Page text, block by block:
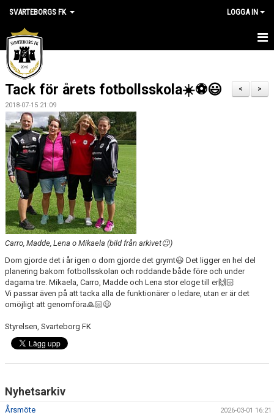
SVARTEBORGS FK LOGGA IN
HEM
NYHETER
OM KLUBBEN
KALENDER
VÅRA LAG
KLUBBSHOP
MEDLEM
VÅRA MATCHER
KONSTGRÄS
SPONSORHUSET
GRÄSROTEN
>
<
Tack för årets fotbollsskola☀️⚽️😃
2018-07-15 21:09
Carro, Madde, Lena o Mikaela (bild från arkivet😉)
Dom gjorde det i år igen o dom gjorde det grymt😃 Det ligger en hel del
planering bakom fotbollsskolan och roddande både före och under
dagarna tre. Mikaela, Carro, Madde och Lena stor eloge till er🙌🏻
Vi passar även på att tacka alla de funktionärer o ledare, utan er är det
omöjligt att genomföra🙏🏻😃
Styrelsen, Svarteborg FK
Nyhetsarkiv
Årsmöte 2026-03-01 16:21